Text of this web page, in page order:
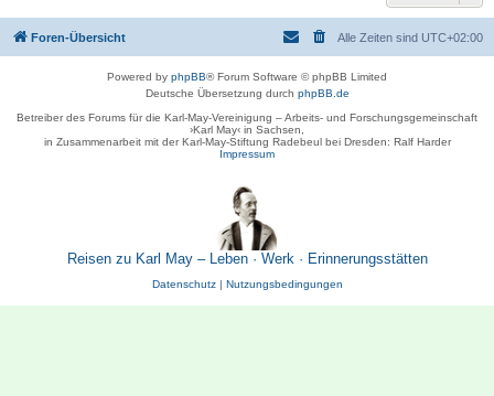
Foren-Übersicht Alle Zeiten sind UTC+02:00
Powered by phpBB® Forum Software © phpBB Limited
Deutsche Übersetzung durch phpBB.de
Betreiber des Forums für die Karl-May-Vereinigung – Arbeits- und Forschungsgemeinschaft
›Karl May‹ in Sachsen,
in Zusammenarbeit mit der Karl-May-Stiftung Radebeul bei Dresden: Ralf Harder
Impressum
Reisen zu Karl May – Leben · Werk · Erinnerungsstätten
Datenschutz| Nutzungsbedingungen